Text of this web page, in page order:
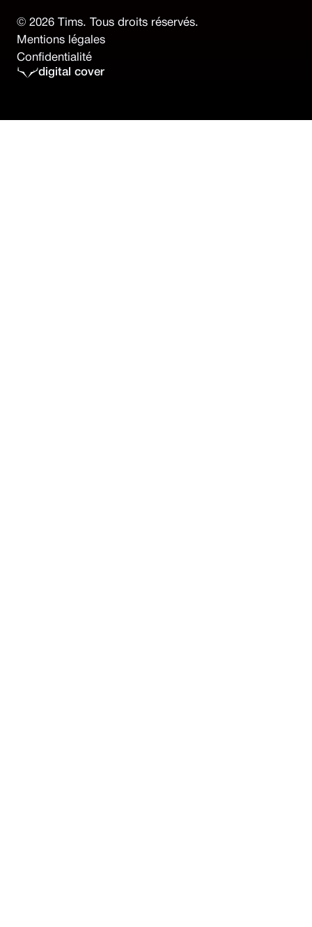
© 2026 Tims. Tous droits réservés.
Mentions légales
Confidentialité
digital cover